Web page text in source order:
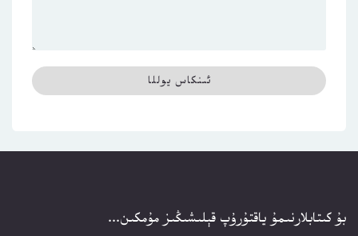
بۇ كىتابلارنىمۇ ياقتۇرۇپ قېلىشىڭىز مۇمكىن...